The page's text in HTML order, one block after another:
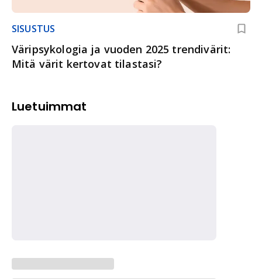
SISUSTUS
Väripsykologia ja vuoden 2025 trendivärit:
Mitä värit kertovat tilastasi?
Luetuimmat